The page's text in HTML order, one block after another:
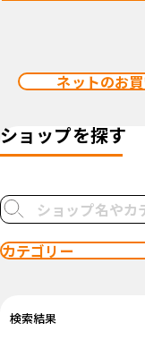
ネットのお
ショップを探す
カテゴリー
検索結果